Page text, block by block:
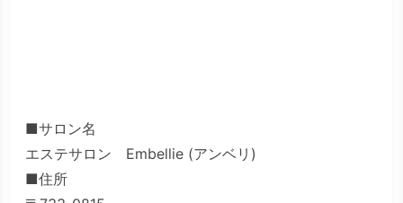
■サロン名
エステサロン Embellie (アンベリ)
■住所